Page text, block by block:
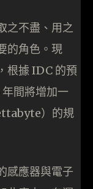
之不盡、用之
的角色。現
根據 IDC 的預
間將增加一
）的規
感應器與電子